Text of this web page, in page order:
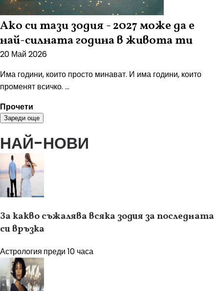
Ако си тази зодия - 2027 може да е
най-силната година в живота ти
20 Май 2026
Има години, които просто минават. И има години, които
променят всичко. ...
Прочети
Зареди още
НАЙ-НОВИ
За какво съжалява всяка зодия за последната
си връзка
Астрология преди 10 часа